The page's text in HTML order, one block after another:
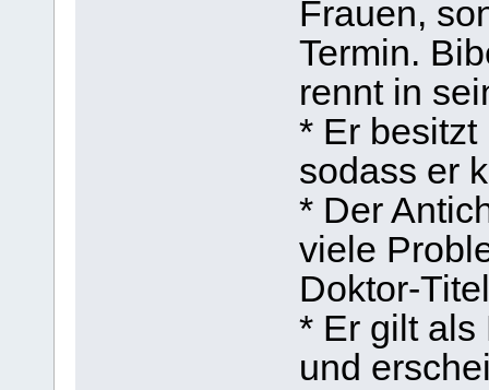
Frauen,
Termin.
rennt in
* Er besitzt
sodass er
* Der
viele
Doktor-
* Er gilt als
und